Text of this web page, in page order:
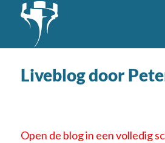
Liveblog door
Open de blog in een volledig